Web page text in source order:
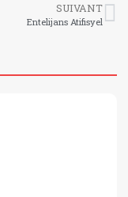
SUIVANT
Entelijans Atifisyel